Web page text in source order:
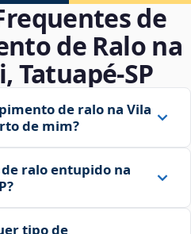
de
de Ralo na
Tatuapé‑SP
de ralo na Vila
de mim?
ralo entupido na
tipo de